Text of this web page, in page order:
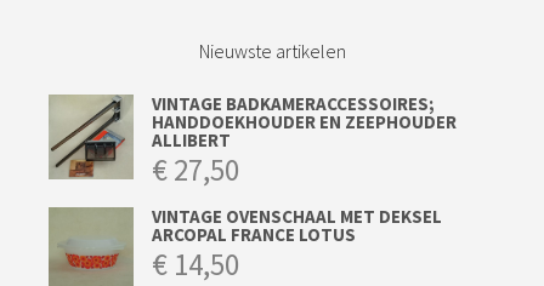
Nieuwste artikelen
VINTAGE BADKAMERACCESSOIRES;
HANDDOEKHOUDER EN ZEEPHOUDER
ALLIBERT
€27,50
VINTAGE OVENSCHAAL MET DEKSEL
ARCOPAL FRANCE LOTUS
€ 14,50